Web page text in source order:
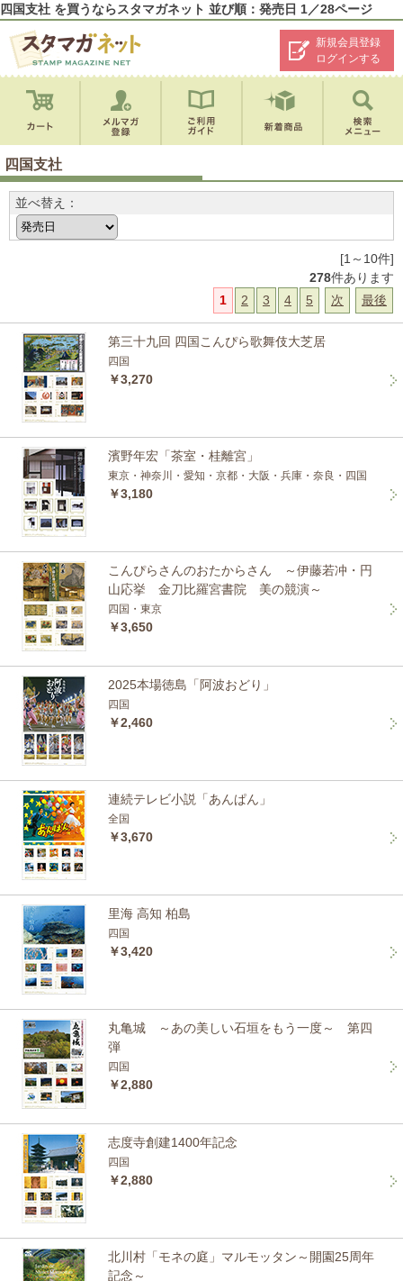
四国支社 を買うならスタマガネット 並び順：発売日 1／28ページ
新規会員登録
ログインする
四国支社
並べ替え：
[1～10件]
278件あります
1
2 3 4 5 次 最後
第三十九回 四国こんぴら歌舞伎大芝居
四国
￥3,270
濱野年宏「茶室・桂離宮」
東京・神奈川・愛知・京都・大阪・兵庫・奈良・四国
￥3,180
こんぴらさんのおたからさん ～伊藤若冲・円
山応挙 金刀比羅宮書院 美の競演～
四国・東京
￥3,650
2025本場徳島「阿波おどり」
四国
￥2,460
連続テレビ小説「あんぱん」
全国
￥3,670
里海 高知 柏島
四国
￥3,420
丸亀城 ～あの美しい石垣をもう一度～ 第四
弾
四国
￥2,880
志度寺創建1400年記念
四国
￥2,880
北川村「モネの庭」マルモッタン～開園25周年
記念～